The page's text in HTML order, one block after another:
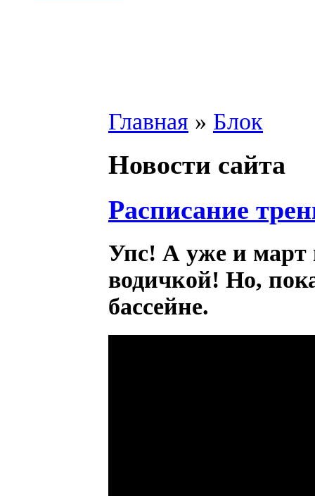
Главная » Блок
Новости сайта
Расписание
Упс! А уже и март
водичкой! Но,
бассейне.